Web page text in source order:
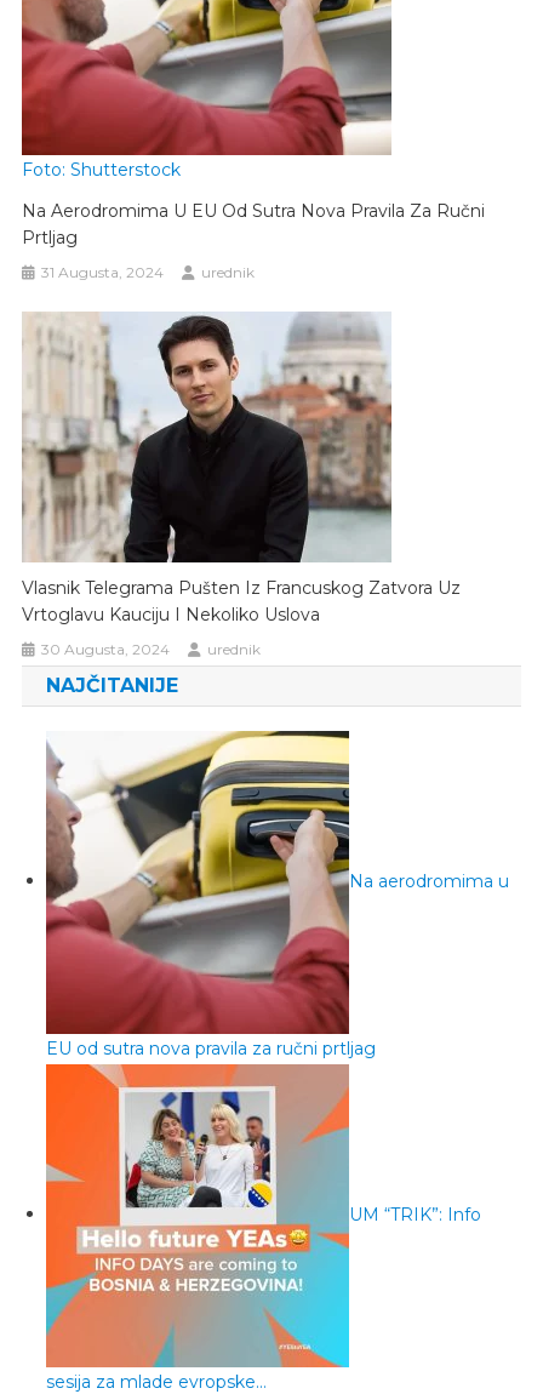
Foto: Shutterstock
Na Aerodromima U EU Od Sutra Nova Pravila Za Ručni
Prtljag
31 Augusta, 2024 urednik
Vlasnik Telegrama Pušten Iz Francuskog Zatvora Uz
Vrtoglavu Kauciju I Nekoliko Uslova
30 Augusta, 2024 urednik
NAJČITANIJE
Na aerodromima u
EU od sutra nova pravila za ručni prtljag
UM “TRIK”: Info
sesija za mlade evropske…